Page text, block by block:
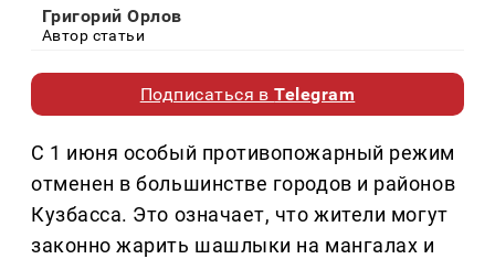
Григорий Орлов
Автор статьи
Подписаться вTelegram
С 1 июня особый противопожарный режим
отменен в большинстве городов и районов
Кузбасса. Это означает, что жители могут
законно жарить шашлыки на мангалах и